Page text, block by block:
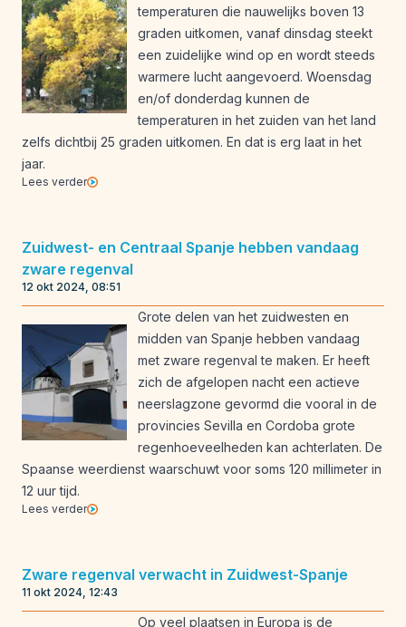
temperaturen die nauwelijks boven 13
graden uitkomen, vanaf dinsdag steekt
een zuidelijke wind op en wordt steeds
warmere lucht aangevoerd. Woensdag
en/of donderdag kunnen de
temperaturen in het zuiden van het land
zelfs dichtbij 25 graden uitkomen. En dat is erg laat in het
jaar.
Lees verder
Zuidwest- en Centraal Spanje hebben vandaag
zware regenval
12 okt 2024, 08:51
Grote delen van het zuidwesten en
midden van Spanje hebben vandaag
met zware regenval te maken. Er heeft
zich de afgelopen nacht een actieve
neerslagzone gevormd die vooral in de
provincies Sevilla en Cordoba grote
regenhoeveelheden kan achterlaten. De
Spaanse weerdienst waarschuwt voor soms 120 millimeter in
12 uur tijd.
Lees verder
Zware regenval verwacht in Zuidwest-Spanje
11 okt 2024, 12:43
Op veel plaatsen in Europa is de